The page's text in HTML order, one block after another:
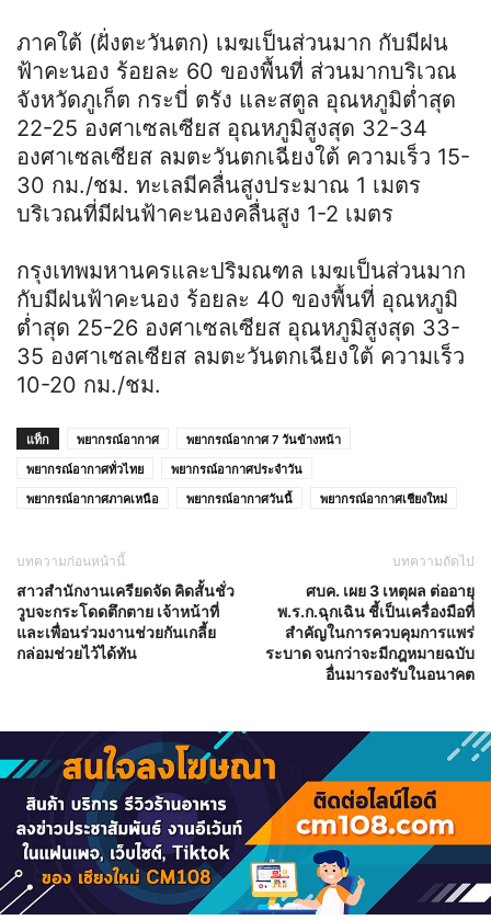
ภาคใต้ (ฝั่งตะวันตก) เมฆเป็นส่วนมาก กับมีฝน
ฟ้าคะนอง ร้อยละ 60 ของพื้นที่ ส่วนมากบริเวณ
จังหวัดภูเก็ต กระบี่ ตรัง และสตูล อุณหภูมิต่ำสุด
22-25 องศาเซลเซียส อุณหภูมิสูงสุด 32-34
องศาเซลเซียส ลมตะวันตกเฉียงใต้ ความเร็ว 15-
30 กม./ชม. ทะเลมีคลื่นสูงประมาณ 1 เมตร
บริเวณที่มีฝนฟ้าคะนองคลื่นสูง 1-2 เมตร
กรุงเทพมหานครและปริมณฑล เมฆเป็นส่วนมาก
กับมีฝนฟ้าคะนอง ร้อยละ 40 ของพื้นที่ อุณหภูมิ
ต่ำสุด 25-26 องศาเซลเซียส อุณหภูมิสูงสุด 33-
35 องศาเซลเซียส ลมตะวันตกเฉียงใต้ ความเร็ว
10-20 กม./ชม.
แท็ก พยากรณ์อากาศ
พยากรณ์อากาศ 7 วันข้างหน้า
พยากรณ์อากาศทั่วไทย
พยากรณ์อากาศประจำวัน
พยากรณ์อากาศภาคเหนือ
พยากรณ์อากาศวันนี้ พยากรณ์อากาศเชียงใหม่
บทความก่อนหน้านี้
สาวสำนักงานเครียดจัด คิดสั้นชั่ว
วูบจะกระโดดตึกตาย เจ้าหน้าที่
และเพื่อนร่วมงานช่วยกันเกลี้ย
กล่อมช่วยไว้ได้ทัน
บทความถัดไป
ศบค. เผย 3 เหตุผล ต่ออายุ
พ.ร.ก.ฉุกเฉิน ชี้เป็นเครื่องมือที่
สำคัญในการควบคุมการแพร่
ระบาด จนกว่าจะมีกฎหมายฉบับ
อื่นมารองรับในอนาคต